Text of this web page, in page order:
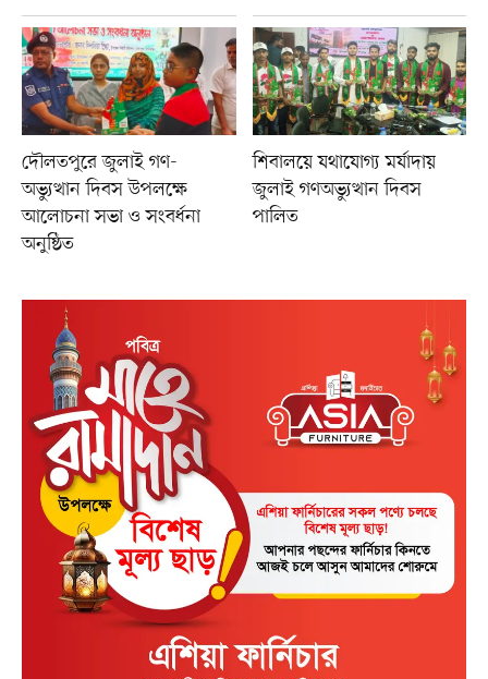
দৌলতপুরে জুলাই গণ-
অভ্যুত্থান দিবস উপলক্ষে
আলোচনা সভা ও সংবর্ধনা
অনুষ্ঠিত
শিবালয়ে যথাযোগ্য মর্যাদায়
জুলাই গণঅভ্যুত্থান দিবস
পালিত